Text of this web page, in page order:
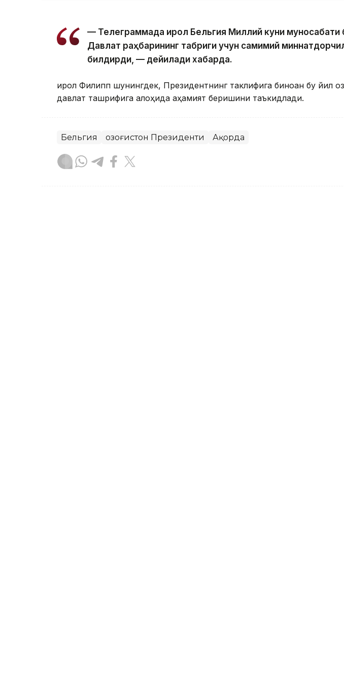
— Телеграммада Қирол Бельгия Миллий куни муносабати
Давлат раҳбарининг табриги учун самимий
билдирди, — дейилади хабарда.
Қирол Филипп шунингдек, Президентнинг таклифига биноан бу йил
давлат ташрифига алоҳида аҳамият беришини таъкидлади.
Бельгия Қозоғистон Президенти Ақорда